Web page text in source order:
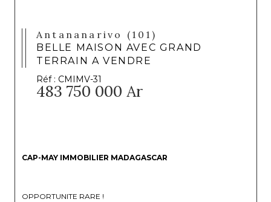
Antananarivo (101)
BELLE MAISON AVEC GRAND
TERRAIN A VENDRE
Réf : CMIMV-31
483 750 000 Ar
CAP-MAY IMMOBILIER MADAGASCAR
OPPORTUNITE RARE !